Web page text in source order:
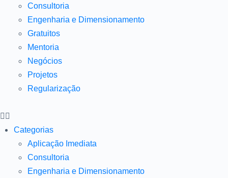
Consultoria
Engenharia e Dimensionamento
Gratuitos
Mentoria
Negócios
Projetos
Regularização
Categorias
Aplicação Imediata
Consultoria
Engenharia e Dimensionamento